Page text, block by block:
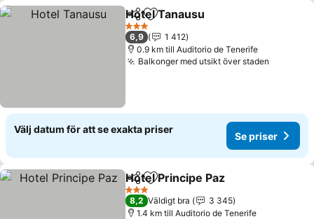
Dela Lägg till i Mina Favoriter
Hotel Tanausu
3 Stjärnor
6,9
1 412
0.9 km till Auditorio de Tenerife
Balkonger med utsikt över staden
Välj datum för att se exakta priser
Se priser
Dela Lägg till i Mina Favoriter
Hotel Principe Paz
3 Stjärnor
8,2 Väldigt bra
3 345
1.4 km till Auditorio de Tenerife